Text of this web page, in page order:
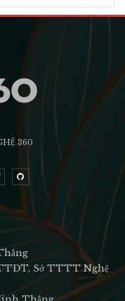
360
TTĐT, Sở TTTT Nghệ